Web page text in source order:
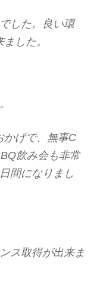
した。良い環
した。
かげで、無事C
飲み会も非常
間になりまし
ス取得が出来ま